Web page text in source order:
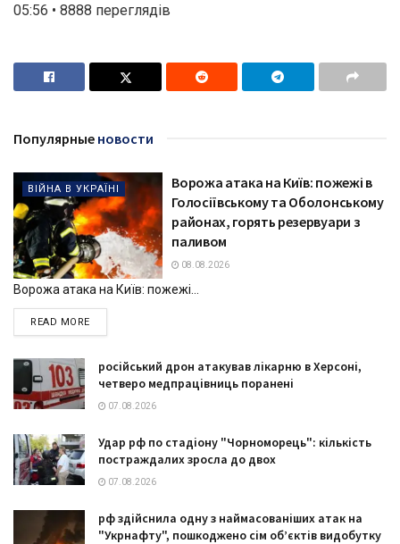
05:56 • 8888 переглядiв
Популярные новости
ВІЙНА В УКРАЇНІ
Ворожа атака на Київ: пожежі в
Голосіївському та Оболонському
районах, горять резервуари з
паливом
08.08.2026
Ворожа атака на Київ: пожежі...
READ MOREDETAILS
російський дрон атакував лікарню в Херсоні,
четверо медпрацівниць поранені
07.08.2026
Удар рф по стадіону "Чорноморець": кількість
постраждалих зросла до двох
07.08.2026
рф здійснила одну з наймасованіших атак на
"Укрнафту", пошкоджено сім об’єктів видобутку